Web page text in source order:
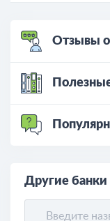
Отзывы о
Другие банки